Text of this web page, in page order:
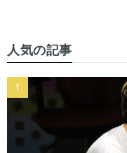
人気の記事